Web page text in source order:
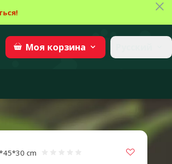
Моя корзина
cm